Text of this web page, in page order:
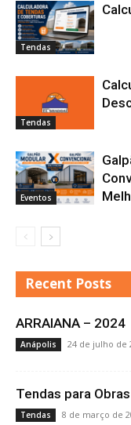
Tendas
Tendas
Eventos
Recent Posts
ARRAIANA – 2024
Anápolis 24 de julho de
Tendas para Obras
Tendas 8 de março de